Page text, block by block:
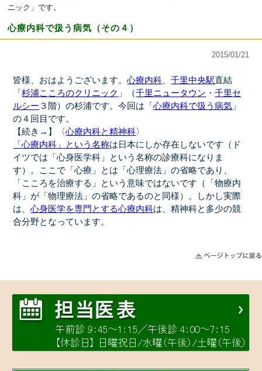
ニック」です。
心療内科で扱う病気（その４）
2015/01/21
皆様、おはようございます。心療内科 、千里中央駅直結
「杉浦こころのクリニック 」（千里ニュータウン ・千里セ
ルシー ３階）の杉浦です。今回は「心療内科で扱う病気 」
の４回目です。
【続き→】〈心療内科と精神科〉
「心療内科」という名称は日本にしか存在しないです（ド
イツでは「心身医学科」という名称の診療科になりま
す）。ここで「心療」とは「心理療法」の省略であり、
「こころを治療する」という意味ではないです（「物療内
科」が「物理療法」の省略であるのと同様）。しかし実際
は、心身医学を専門とする心療内科は、精神科と多少の競
合分野となっています。